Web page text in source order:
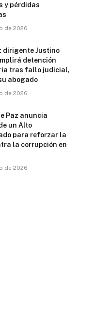
y pérdidas
de 2026
dirigente Justino
detención
tras fallo judicial,
abogado
de 2026
Paz anuncia
un Alto
para reforzar la
la corrupción en
de 2026